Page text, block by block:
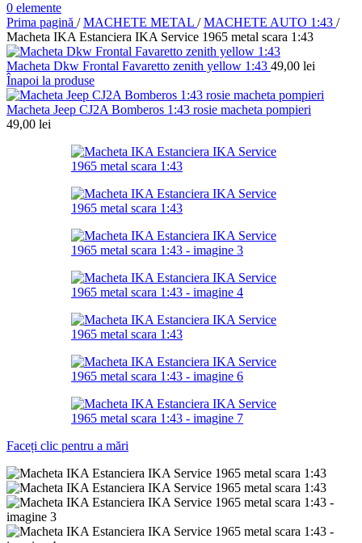
0 elemente
Prima pagină / MACHETE METAL / MACHETE AUTO 1:43 /
Macheta IKA Estanciera IKA Service 1965 metal scara 1:43
Macheta Dkw Frontal Favaretto zenith yellow 1:43 49,00 lei
Înapoi la produse
Macheta Jeep CJ2A Bomberos 1:43 rosie macheta pompieri
49,00 lei
Faceți clic pentru a mări